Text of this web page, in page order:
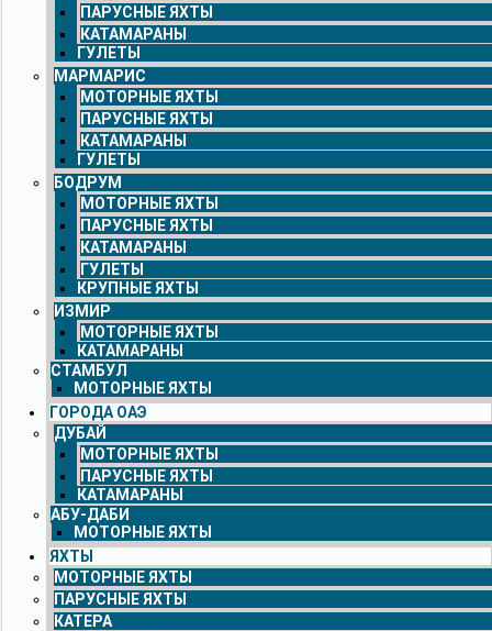
ПАРУСНЫЕ ЯХТЫ
КАТАМАРАНЫ
ГУЛЕТЫ
МАРМАРИС
МОТОРНЫЕ ЯХТЫ
ПАРУСНЫЕ ЯХТЫ
КАТАМАРАНЫ
ГУЛЕТЫ
БОДРУМ
МОТОРНЫЕ ЯХТЫ
ПАРУСНЫЕ ЯХТЫ
КАТАМАРАНЫ
ГУЛЕТЫ
КРУПНЫЕ ЯХТЫ
ИЗМИР
МОТОРНЫЕ ЯХТЫ
КАТАМАРАНЫ
СТАМБУЛ
МОТОРНЫЕ ЯХТЫ
ГОРОДА ОАЭ
ДУБАЙ
МОТОРНЫЕ ЯХТЫ
ПАРУСНЫЕ ЯХТЫ
КАТАМАРАНЫ
АБУ-ДАБИ
МОТОРНЫЕ ЯХТЫ
ЯХТЫ
МОТОРНЫЕ ЯХТЫ
ПАРУСНЫЕ ЯХТЫ
КАТЕРА